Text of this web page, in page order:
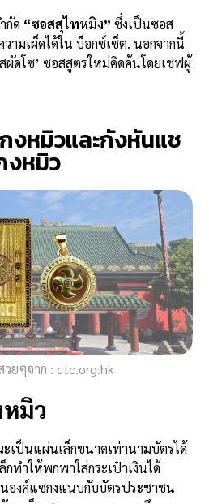
กัด “ซอสสุไทหมิง” ซึ่งเป็นซอส
ามเผ็ดได้ใน บ็อกซ์เซ็ต. นอกจากนี้
ผัดโซ’ ซอสสูตรใหม่คิดค้นโดยเชฟผู้
งหมิวและกังหันแช
งหมิว
ยๆจาก : ctc.org.hk
มิว
ป็นแผ่นเล็กขนาดเท่านามบัตรได้
ทำให้พกพาใส่กระเป๋าเงินได้
องค์แซกงแนบกับบัตรประชาชน